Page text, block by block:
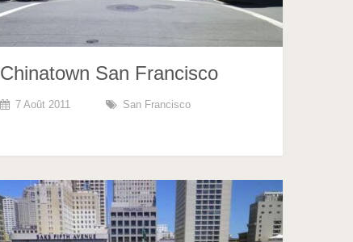
Chinatown San Francisco
7 Août 2011 San Francisco